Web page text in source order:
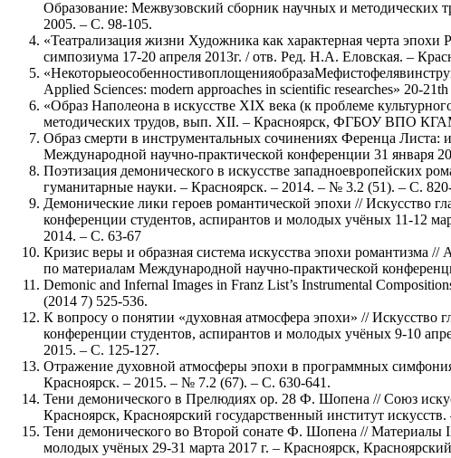
Образование: Межвузовский сборник научных и методических
2005. – С. 98-105.
«Театрализация жизни Художника как характерная черта
симпозиума 17-20 апреля 2013г. / отв. Ред. Н.А. Еловская. –
Applied Sciences: modern approaches in scientific researches» 20-
«Образ Наполеона в искусстве XIX века (к проблеме
методических трудов, вып. XII. – Красноярск, ФГБОУ ВПО
Образ смерти в инструментальных сочинениях Ференца Листа:
Международной научно-практической конференции 31 января
Поэтизация демонического в искусстве западноевропейских
гуманитарные науки. – Красноярск. – 2014. – № 3.2 (51). – С.
Демонические лики героев романтической эпохи //
конференции студентов, аспирантов и молодых учёных 11-12
2014. – С. 63-67
Кризис веры и образная система искусства эпохи романтизма
по материалам Международной научно-практической
Demonic and Infernal Images in Franz List’s Instrumental
(2014 7) 525-536.
К вопросу о понятии «духовная атмосфера эпохи» //
конференции студентов, аспирантов и молодых учёных 9-10
2015. – С. 125-127.
Отражение духовной атмосферы эпохи в программных
Красноярск. – 2015. – № 7.2 (67). – С. 630-641.
Тени демонического в Прелюдиях ор. 28 Ф. Шопена // Союз
Красноярск, Красноярский государственный институт
Тени демонического во Второй сонате Ф. Шопена // Материалы
молодых учёных 29-31 марта 2017 г. – Красноярск,